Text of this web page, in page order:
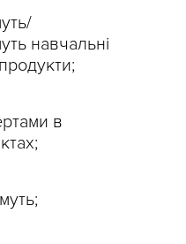
навчальні
в